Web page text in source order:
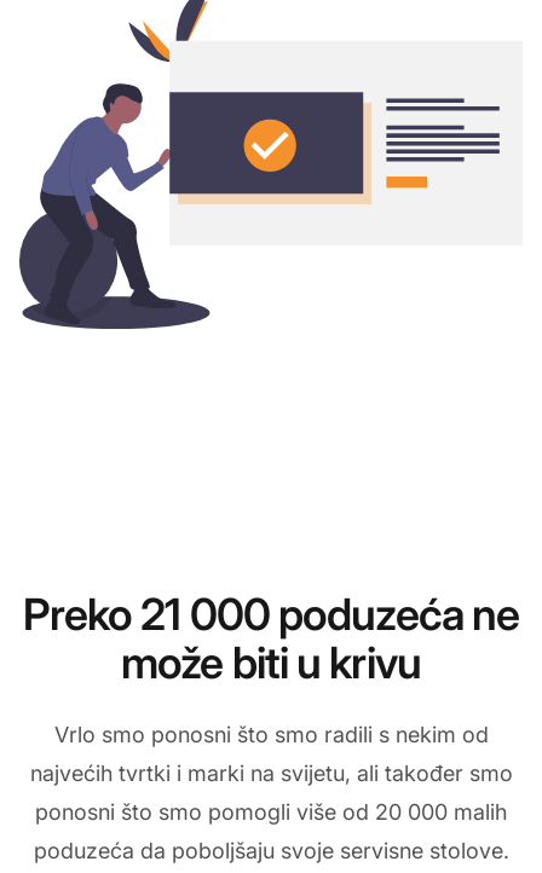
Preko 21 000 poduzeća ne
može biti u krivu
Vrlo smo ponosni što smo radili s nekim od
najvećih tvrtki i marki na svijetu, ali također smo
ponosni što smo pomogli više od 20 000 malih
poduzeća da poboljšaju svoje servisne stolove.